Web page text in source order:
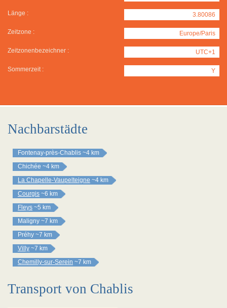
Länge : 3.80086
Zeitzone : Europe/Paris
Zeitzonenbezeichner : UTC+1
Sommerzeit : Y
Nachbarstädte
Fontenay-près-Chablis ~4 km
Chichée ~4 km
La Chapelle-Vaupelteigne ~4 km
Courgis ~6 km
Fleys ~5 km
Maligny ~7 km
Préhy ~7 km
Villy ~7 km
Chemilly-sur-Serein ~7 km
Transport von Chablis